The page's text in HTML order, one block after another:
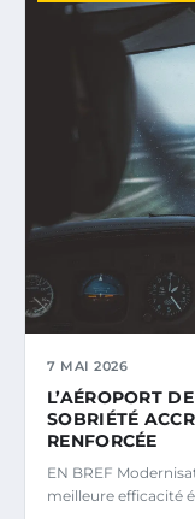
7 MAI 2026
L’AÉROPORT
SOBRIÉTÉ
RENFORCÉE
EN BREF
meilleure efficacité